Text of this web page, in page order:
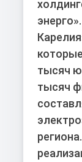
тысяч
тысяч